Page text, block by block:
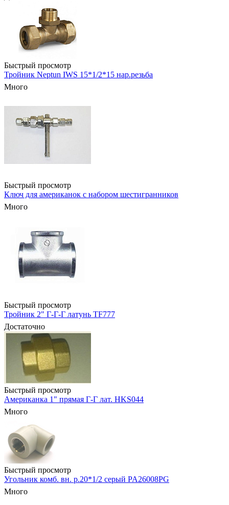
Быстрый просмотр
Тройник Neptun IWS 15*1/2*15 нар.резьба
Много
Быстрый просмотр
Ключ для американок с набором шестигранников
Много
Быстрый просмотр
Тройник 2" Г-Г-Г латунь TF777
Достаточно
Быстрый просмотр
Американка 1" прямая Г-Г лат. HKS044
Много
Быстрый просмотр
Угольник комб. вн. р.20*1/2 серый PA26008PG
Много